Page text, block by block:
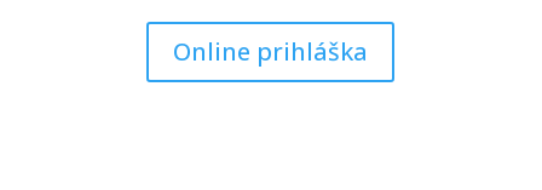
Online prihláška